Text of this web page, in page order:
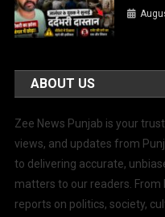
ABOUT US
Zee News Punjab is your
views, and updates from
to delivering accurate,
matters to our readers.
reports on politics, society,